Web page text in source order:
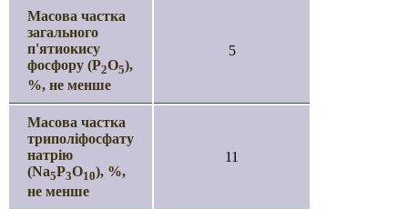
Масова частка
загального
п'ятиокису
фосфору (Р2О5),
%, не менше
5
Масова частка
триполіфосфату
натрію
(Na5P3O10), %,
не менше
11